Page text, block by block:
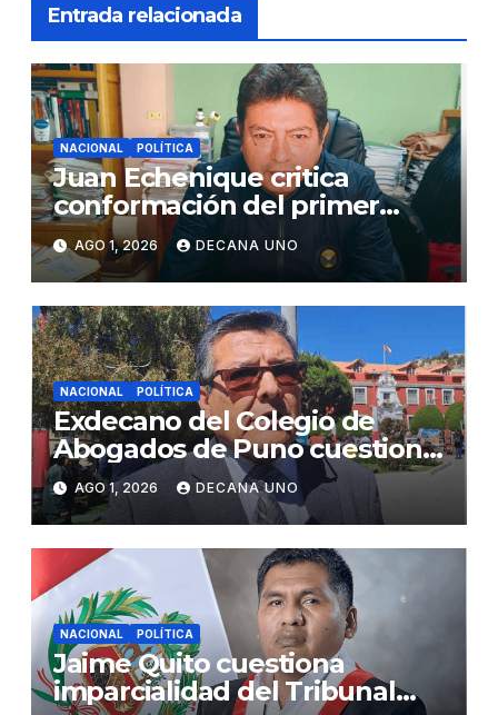
Entrada relacionada
NACIONAL POLÍTICA
Juan Echenique critica
conformación del primer
gabinete ministerial de Keiko
Fujimori
AGO 1, 2026 DECANA UNO
NACIONAL POLÍTICA
Exdecano del Colegio de
Abogados de Puno cuestiona
propuestas sobre seguridad
ciudadana
AGO 1, 2026 DECANA UNO
NACIONAL POLÍTICA
Jaime Quito cuestiona
imparcialidad del Tribunal